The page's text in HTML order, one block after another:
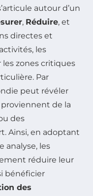
autour d’un
, Réduire, et
directes et
les
zones critiques
Par
peut révéler
de la
des
Ainsi, en adoptant
analyse, les
réduire leur
bénéficier
des